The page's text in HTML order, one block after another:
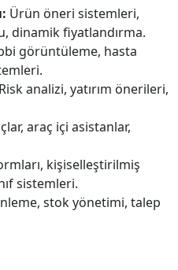
Ürün öneri sistemleri,
dinamik fiyatlandırma.
görüntüleme, hasta
Risk analizi, yatırım önerileri,
araç içi asistanlar,
kişiselleştirilmiş
sistemleri.
stok yönetimi, talep